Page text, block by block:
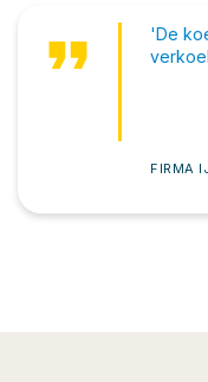
format_quote
'De
FIRMA